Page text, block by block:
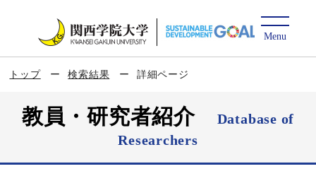
トップ 検索結果 詳細ページ
教員・研究者紹介
Database of
Researchers